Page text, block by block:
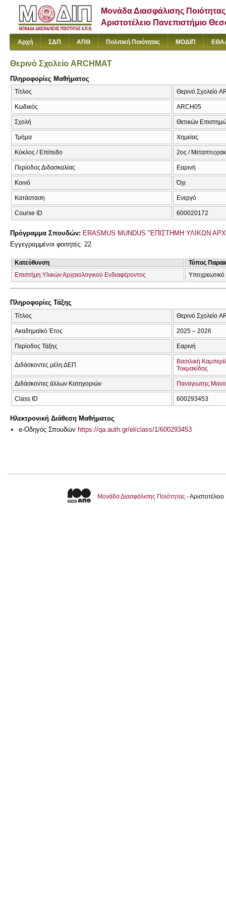
Μονάδα Διασφάλισης Ποιότητας
Αριστοτέλειο Πανεπιστήμιο
Αρχή ΣΔΠ ΑΠΘ Πολιτική Ποιότητας ΜΟΔΙΠ
Θερινό Σχολείο ARCHMAT
Πληροφορίες Μαθήματος
Τίτλος Θερινό Σχολείο
Κωδικός ARCH05
Σχολή Θετικών
Τμήμα Χημείας
Κύκλος / Επίπεδο 2ος /
Περίοδος Διδασκαλίας Εαρινή
Κοινό Όχι
Κατάσταση Ενεργό
Course ID 600020172
Πρόγραμμα Σπουδών: ERASMUS MUNDUS "ΕΠΙΣΤΗΜΗ ΥΛΙΚΩΝ
Εγγεγραμμένοι φοιτητές: 22
Κατεύθυνση
Τύπος
Επιστήμη Υλικών Αρχαιολογικού Ενδιαφέροντος
Υποχρεωτικό
Πληροφορίες Τάξης
Τίτλος Θερινό Σχολείο
Ακαδημαϊκό Έτος 2025 – 2026
Περίοδος Τάξης Εαρινή
Διδάσκοντες μέλη ΔΕΠ
Βασιλική
Τοκμακίδης
Διδάσκοντες άλλων Κατηγοριών Παναγιωτης
Class ID 600293453
Ηλεκτρονική Διάθεση Μαθήματος
e-Οδηγός Σπουδών https://qa.auth.gr/el/class/1/600293453
Μονάδα Διασφάλισης Ποιότητας -